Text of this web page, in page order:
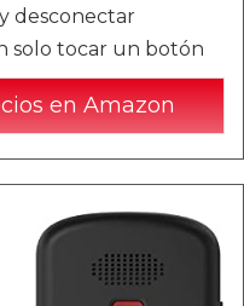
desconectar
solo tocar un botón
en Amazon